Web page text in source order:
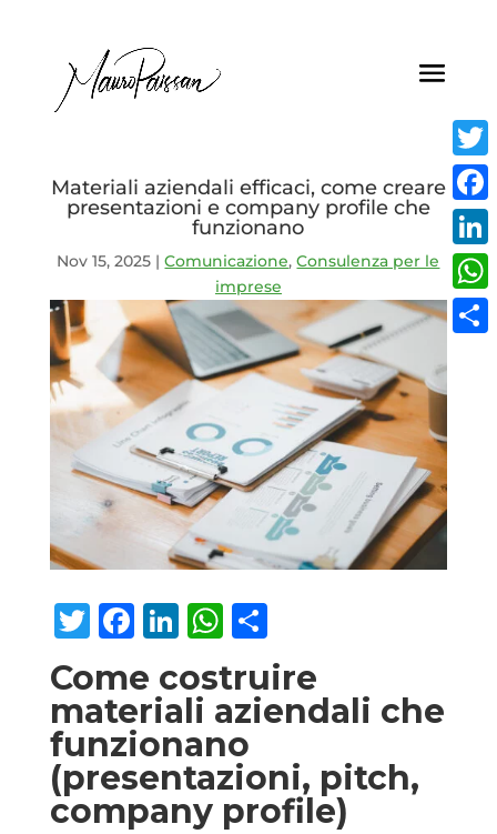
Materiali aziendali efficaci, come creare
presentazioni e company profile che
funzionano
Nov 15, 2025 |Comunicazione,Consulenza per le
imprese
Twitter
Facebook
LinkedIn
WhatsApp
Condividi
Come costruire
materiali aziendali che
funzionano
(presentazioni, pitch,
company profile)